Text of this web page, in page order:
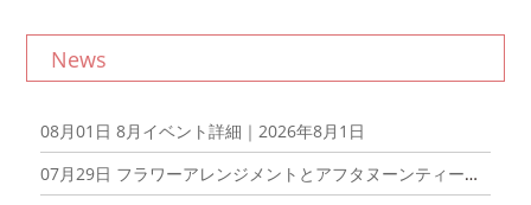
News
08月01日 8月イベント詳細｜2026年8月1日
07月29日 フラワーアレンジメントとアフタヌーンティーを楽しむ会を開催しました！｜2026年7月29日